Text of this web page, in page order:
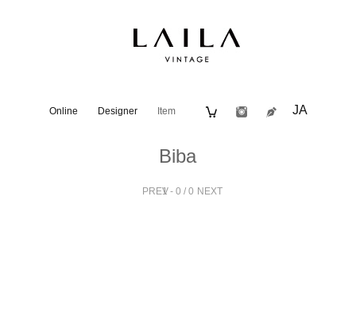
Online Designer Item JA
Biba
PREV1 - 0 / 0 NEXT